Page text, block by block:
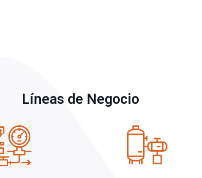
Líneas de Negocio